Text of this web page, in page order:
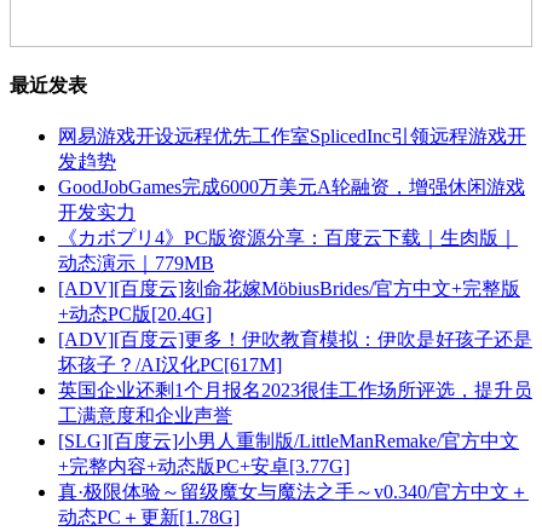
最近发表
网易游戏开设远程优先工作室SplicedInc引领远程游戏开
发趋势
GoodJobGames完成6000万美元A轮融资，增强休闲游戏
开发实力
《カボプリ4》PC版资源分享：百度云下载｜生肉版｜
动态演示｜779MB
[ADV][百度云]刻命花嫁MöbiusBrides/官方中文+完整版
+动态PC版[20.4G]
[ADV][百度云]更多！伊吹教育模拟：伊吹是好孩子还是
坏孩子？/AI汉化PC[617M]
英国企业还剩1个月报名2023很佳工作场所评选，提升员
工满意度和企业声誉
[SLG][百度云]小男人重制版/LittleManRemake/官方中文
+完整内容+动态版PC+安卓[3.77G]
真·极限体验～留级魔女与魔法之手～v0.340/官方中文＋
动态PC＋更新[1.78G]